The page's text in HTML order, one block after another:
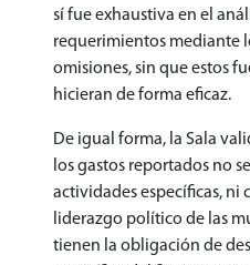
sí fue exhaustiva en el
requerimientos mediante
omisiones, sin que estos
hicieran de forma eficaz.
De igual forma, la Sala
los gastos reportados no
actividades específicas, ni
liderazgo político de las
tienen la obligación de